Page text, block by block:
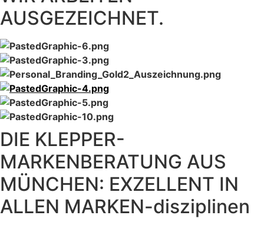
AUSGEZEICHNET.
DIE KLEPPER-
MARKENBERATUNG AUS
MÜNCHEN: EXZELLENT IN
ALLEN MARKEN-disziplinen